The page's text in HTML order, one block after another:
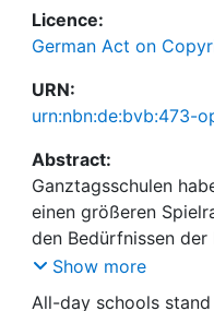
Licence:
German Act on
URN:
urn:nbn:de:bvb:473-
Abstract:
Ganztagsschulen
einen größeren
den Bedürfnissen der
einer
Perspektiven kann
Show more
All-day schools